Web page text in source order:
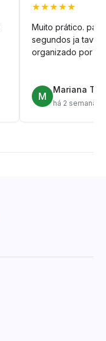
★★★★★
Muito prático.
segundos ja tava
organizado por
M
Mariana T.
há 2 semanas